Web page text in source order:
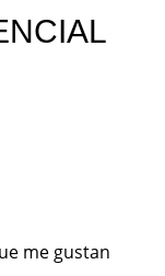
me gustan